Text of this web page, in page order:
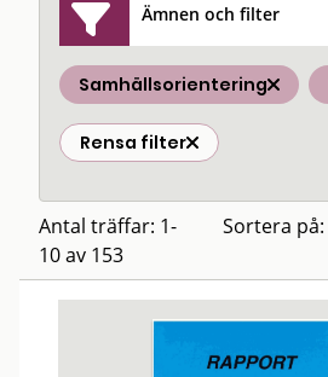
Ämnen och filter
Samhällsorientering
Rensa filter
Antal träffar: 1-
10 av 153
Sortera på: